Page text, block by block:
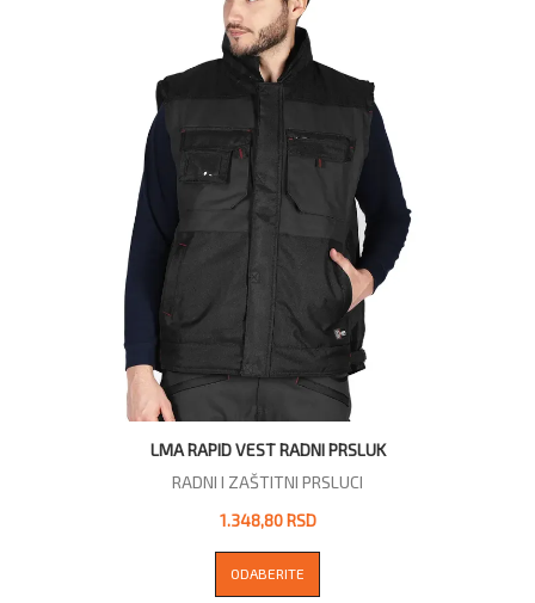
LMA RAPID VEST RADNI PRSLUK
RADNI I ZAŠTITNI PRSLUCI
1.348,80 RSD
ODABERITE